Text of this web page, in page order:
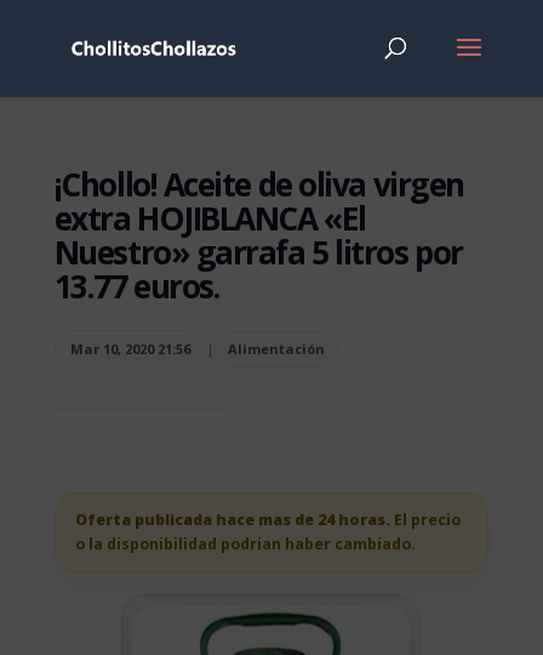
¡Chollo! Aceite de oliva virgen
extra HOJIBLANCA «El
Nuestro» garrafa 5 litros por
13.77 euros.
Mar 10, 2020 21:56 | Alimentación
Oferta publicada hace mas de 24 horas. El precio
o la disponibilidad podrian haber cambiado.